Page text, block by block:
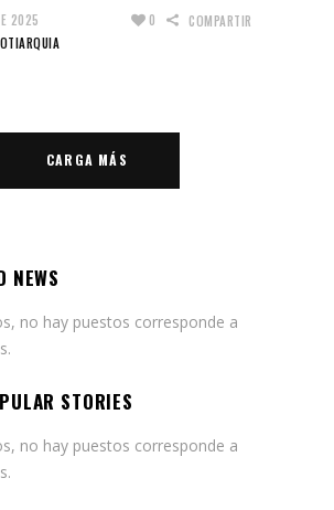
2025
0 COMPARTIR
CARGA MÁS
NEWS
no hay puestos corresponde a
STORIES
no hay puestos corresponde a